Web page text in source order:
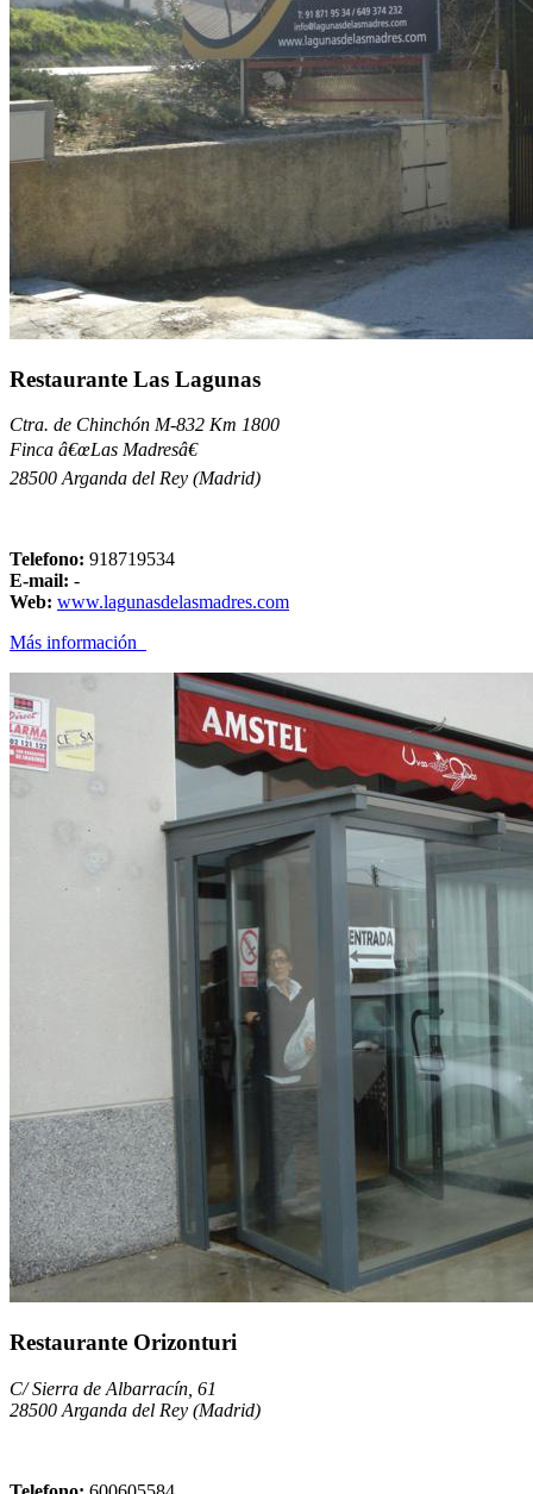
Restaurante Las Lagunas
Ctra. de Chinchón M-832 Km 1800
Finca â€œLas Madresâ€
28500 Arganda del Rey (Madrid)
Telefono: 918719534
E-mail: -
Web: www.lagunasdelasmadres.com
Más información
Restaurante Orizonturi
C/ Sierra de Albarracín, 61
28500 Arganda del Rey (Madrid)